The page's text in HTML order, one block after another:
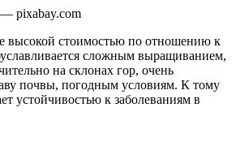
pixabay.com
высокой стоимостью по отношению к
сложным выращиванием,
на склонах гор, очень
почвы, погодным условиям. К тому
устойчивостью к заболеваниям в